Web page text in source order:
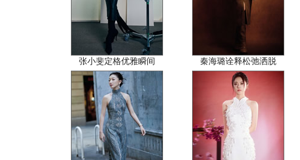
张小斐定格优雅瞬间 秦海璐诠释松弛洒脱